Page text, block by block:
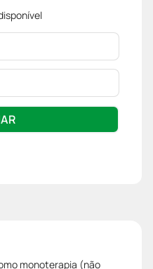
monoterapia (não